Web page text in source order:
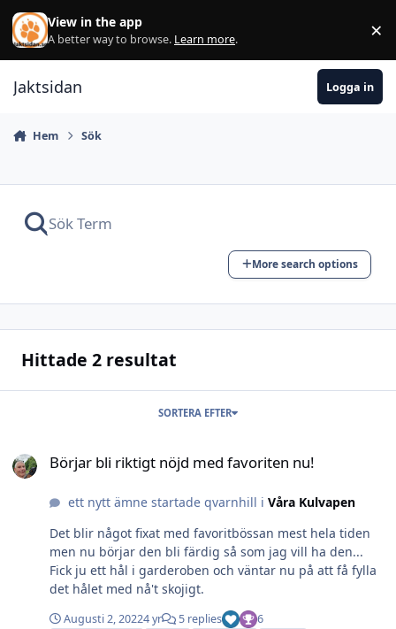
Hoppa till innehåll
View in the app
A better way to browse. Learn more. ×
Jaktsidan Logga in
Hem Sök
More search options
Hittade 2 resultat
SORTERA EFTER
Börjar bli riktigt nöjd med favoriten nu!
ett nytt ämne startade qvarnhill i Våra Kulvapen
Det blir något fixat med favoritbössan mest hela tiden
men nu börjar den bli färdig så som jag vill ha den...
Fick ju ett hål i garderoben och väntar nu på att få fylla
det hålet med nå't skojigt.
Augusti 2, 20224 yr 5 replies 6